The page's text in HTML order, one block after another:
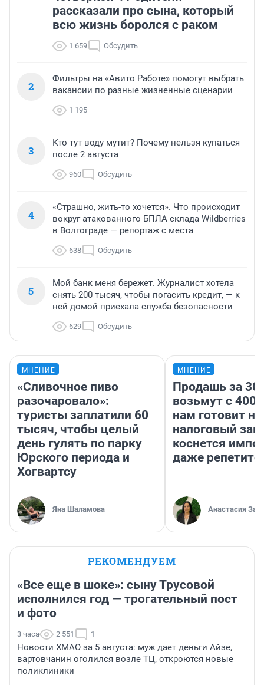
рассказали про сына, который
всю жизнь боролся с раком
1 659 Обсудить
2
Фильтры на «Авито Работе» помогут выбрать
вакансии по разные жизненные сценарии
1 195
3
Кто тут воду мутит? Почему нельзя купаться
после 2 августа
960 Обсудить
4
«Страшно, жить-то хочется». Что происходит
вокруг атакованного БПЛА склада Wildberries
в Волгограде — репортаж с места
638 Обсудить
5
Мой банк меня бережет. Журналист хотела
снять 200 тысяч, чтобы погасить кредит, — к
ней домой приехала служба безопасности
629 Обсудить
МНЕНИЕ
«Сливочное пиво
разочаровало»:
туристы заплатили 60
тысяч, чтобы целый
день гулять по парку
Юрского периода и
Хогвартсу
Яна Шаламова
МНЕНИЕ
Продашь за
возьмут с
нам готовит
налоговый
коснется
даже
Анастасия
РЕКОМЕНДУЕМ
«Все еще в шоке»: сыну Трусовой
исполнился год — трогательный пост
и фото
3 часа 2 551 1
Новости ХМАО за 5 августа: муж дает деньги Айзе,
вартовчанин оголился возле ТЦ, откроются новые
поликлиники